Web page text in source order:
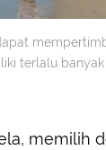
terlalu banyak
memilih